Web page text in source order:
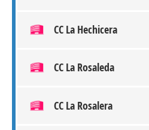
CC La Hechicera
CC La Rosaleda
CC La Rosalera